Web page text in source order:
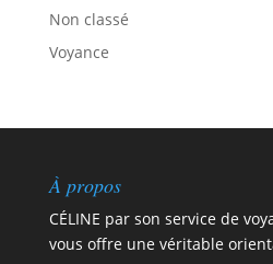
Non classé
Voyance
À propos
CÉLINE par son service de
vous offre une véritable